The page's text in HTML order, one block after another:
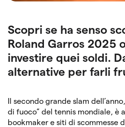
Scopri se ha senso
Roland Garros 2025
investire quei soldi.
alternative per farli
Il secondo grande slam
di fuoco” del tennis mondiale, è
bookmaker e siti di scommesse